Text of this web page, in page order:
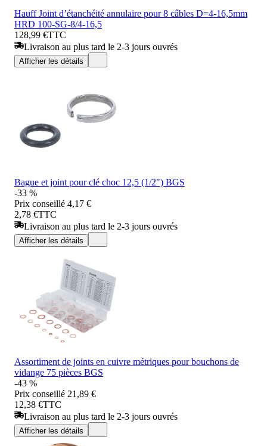
Hauff Joint d’étanchéité annulaire pour 8 câbles D=4-16,5mm
HRD 100-SG-8/4-16,5
128,99 €TTC
Livraison au plus tard le 2-3 jours ouvrés
Afficher les détails
Bague et joint pour clé choc 12,5 (1/2") BGS
-33 %
Prix conseillé 4,17 €
2,78 €TTC
Livraison au plus tard le 2-3 jours ouvrés
Afficher les détails
Assortiment de joints en cuivre métriques pour bouchons de
vidange 75 pièces BGS
-43 %
Prix conseillé 21,89 €
12,38 €TTC
Livraison au plus tard le 2-3 jours ouvrés
Afficher les détails